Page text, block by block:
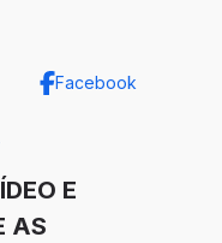
Facebook
E
AS